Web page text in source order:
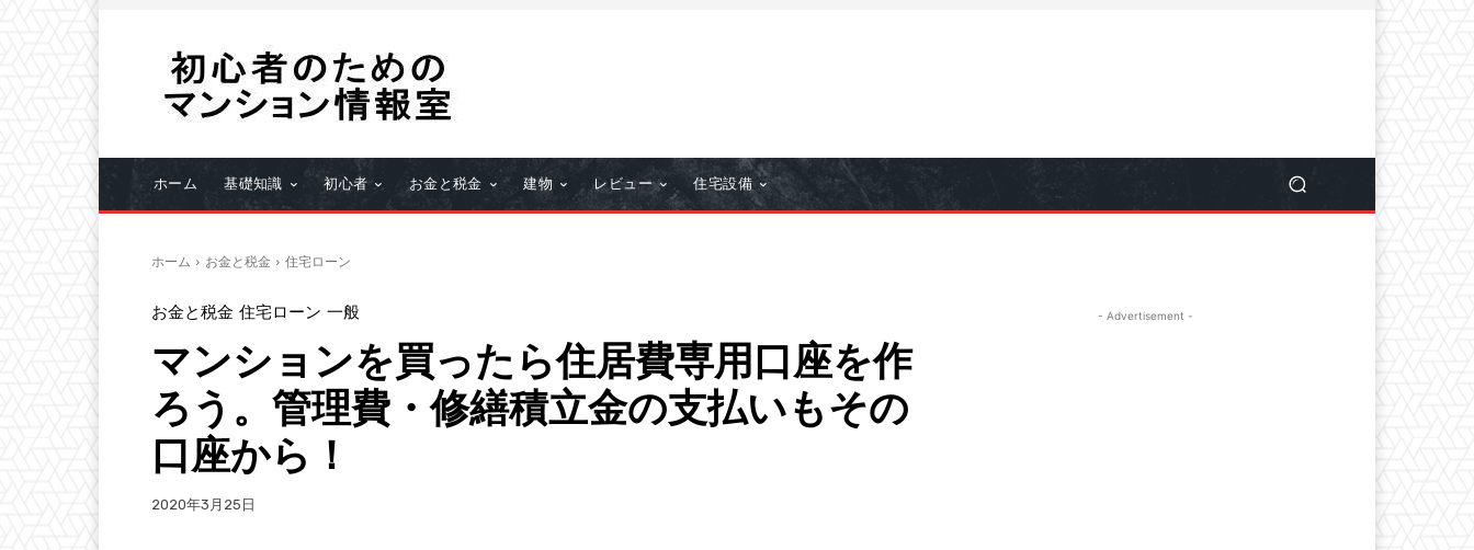
ホーム 基礎知識 初心者 お金と税金 建物 レビュー 住宅設備
ホーム お金と税金 住宅ローン
お金と税金 住宅ローン 一般
マンションを買ったら住居費専用口座を作
ろう。管理費・修繕積立金の支払いもその
口座から！
2020年3月25日
- Advertisement -